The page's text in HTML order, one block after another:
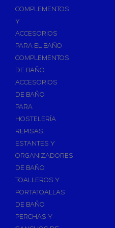
Válvulas para Calefacción
Válv. Mezcladora
Válvulas Motorizadas
Válvulas de Seguridad
Colectores de
Bombas de Calor
Bombas de calor para
Cocinas
Extractores de Cocina
Fregaderos
Grifería de Fregadero
Recambios de fregadero
Contra Incendios
COMPLEMENTOS
Y
ACCESORIOS
PARA EL BAÑO
COMPLEMENTOS
DE BAÑO
ACCESORIOS
DE BAÑO
PARA
HOSTELERÍA
REPISAS,
ESTANTES Y
ORGANIZADORES
DE BAÑO
TOALLEROS Y
PORTATOALLAS
DE BAÑO
PERCHAS Y